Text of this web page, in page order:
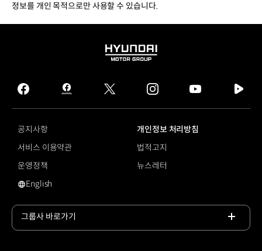
정보를 개인 목적으로만 사용할 수 있습니다.
HYUNDAI
GROUP
facebook
hmg
journal
twitter instagram
tv
공지사항
개인정보 처리방침
서비스 이용약관
법적고지
운영정책
뉴스레터
영문 사이트로 이동
English
그룹사 바로가기